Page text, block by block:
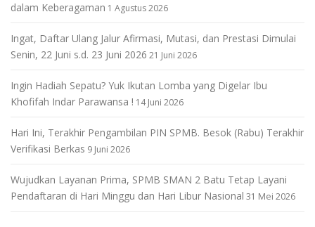
dalam Keberagaman 1 Agustus 2026
Ingat, Daftar Ulang Jalur Afirmasi, Mutasi, dan Prestasi Dimulai
Senin, 22 Juni s.d. 23 Juni 2026 21 Juni 2026
Ingin Hadiah Sepatu? Yuk Ikutan Lomba yang Digelar Ibu
Khofifah Indar Parawansa ! 14 Juni 2026
Hari Ini, Terakhir Pengambilan PIN SPMB. Besok (Rabu) Terakhir
Verifikasi Berkas 9 Juni 2026
Wujudkan Layanan Prima, SPMB SMAN 2 Batu Tetap Layani
Pendaftaran di Hari Minggu dan Hari Libur Nasional 31 Mei 2026